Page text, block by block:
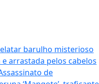
barulho misterioso
arrastada pelos cabelos
de